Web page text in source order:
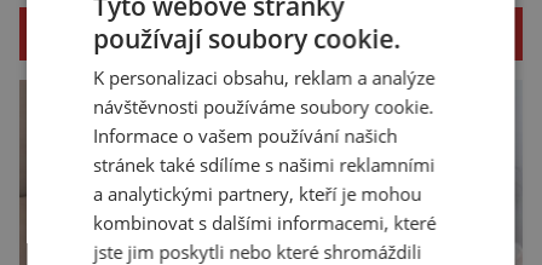
SOUVISEJÍCÍ ČLÁNKY
používají soubory cookie.
K personalizaci obsahu, reklam a analýze
návštěvnosti používáme soubory cookie.
Informace o vašem používání našich
stránek také sdílíme s našimi reklamními
a analytickými partnery, kteří je mohou
kombinovat s dalšími informacemi, které
jste jim poskytli nebo které shromáždili